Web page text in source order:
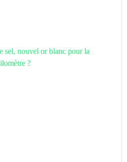
sel, nouvel or blanc pour la
?